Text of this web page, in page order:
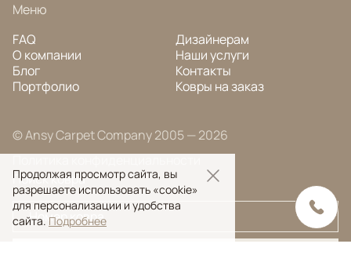
Меню
FAQ
О компании
Блог
Портфолио
Дизайнерам
Наши услуги
Контакты
Ковры на заказ
© Ansy Carpet Company 2005 — 2026
Поиск ковра
Продолжая просмотр сайта, вы
разрешаете использовать «cookie»
для персонализации и удобства
сайта. Подробнее